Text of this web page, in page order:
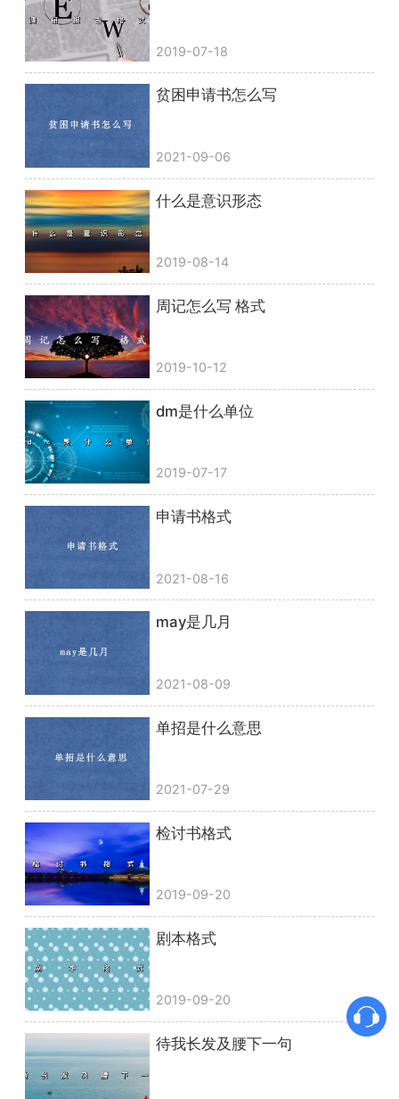
2019-07-18
贫困申请书怎么写
2021-09-06
什么是意识形态
2019-08-14
周记怎么写 格式
2019-10-12
dm是什么单位
2019-07-17
申请书格式
2021-08-16
may是几月
2021-08-09
单招是什么意思
2021-07-29
检讨书格式
2019-09-20
剧本格式
2019-09-20
待我长发及腰下一句